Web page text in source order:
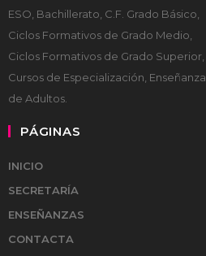
ESO, Bachillerato, C.F. Grado Básico,
Ciclos Formativos de Grado Medio,
Ciclos Formativos de Grado Superior,
Cursos de Especialización, Enseñanza
de Adultos.
PÁGINAS
INICIO
SECRETARÍA
ENSEÑANZAS
CONTACTA